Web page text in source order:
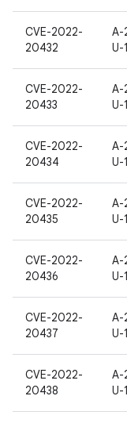
CVE-2022-
20432
A-
U-
CVE-2022-
20433
A-
U-
CVE-2022-
20434
A-
U-
CVE-2022-
20435
A-
U-
CVE-2022-
20436
A-
U-
CVE-2022-
20437
A-
U-
CVE-2022-
20438
A-
U-